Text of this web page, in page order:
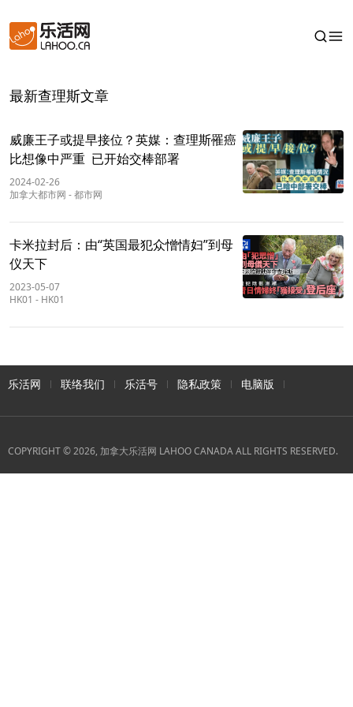
最新查理斯文章
威廉王子或提早接位？英媒：查理斯罹癌
比想像中严重 已开始交棒部署
2024-02-26
加拿大都市网 -都市网
卡米拉封后：由“英国最犯众憎情妇”到母
仪天下
2023-05-07
HK01 - HK01
乐活网 联络我们 乐活号 隐私政策 电脑版
COPYRIGHT © 2026, 加拿大乐活网 LAHOO CANADA ALL RIGHTS RESERVED.